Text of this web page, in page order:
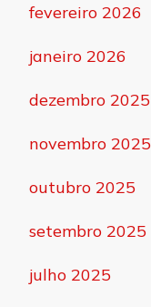
fevereiro 2026
janeiro 2026
dezembro 2025
novembro 2025
outubro 2025
setembro 2025
julho 2025